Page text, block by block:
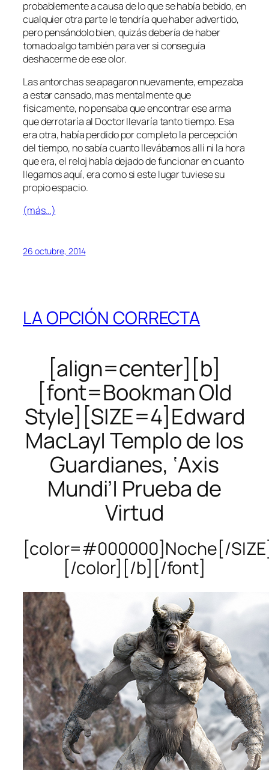
probablemente a causa de lo que se había bebido, en
cualquier otra parte le tendría que haber advertido,
pero pensándolo bien, quizás debería de haber
tomado algo también para ver si conseguía
deshacerme de ese olor.
Las antorchas se apagaron nuevamente, empezaba
a estar cansado, mas mentalmente que
físicamente, no pensaba que encontrar ese arma
que derrotaría al Doctor llevaría tanto tiempo. Esa
era otra, había perdido por completo la percepción
del tiempo, no sabía cuanto llevábamos allí ni la hora
que era, el reloj había dejado de funcionar en cuanto
llegamos aquí, era como si este lugar tuviese su
propio espacio.
(más…)
26 octubre, 2014
LA OPCIÓN CORRECTA
[align=center][b]
[font=Bookman Old
Style][SIZE=4]Edward
MacLay| Templo de los
Guardianes, ‘Axis
Mundi’| Prueba de
Virtud
[color=#000000]Noche[/
[/color][/b][/font]